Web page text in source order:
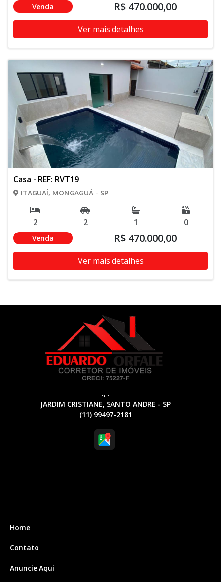
Venda R$ 470.000,00
Ver mais detalhes
Casa - REF: RVT19
ITAGUAÍ, MONGAGUÁ - SP
2 2 1 0
Venda R$ 470.000,00
Ver mais detalhes
., .
JARDIM CRISTIANE, SANTO ANDRE - SP
(11) 99497-2181
Home
Contato
Anuncie Aqui